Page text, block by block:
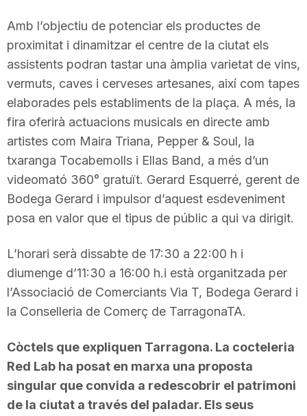
Amb l’objectiu de potenciar els productes de
proximitat i dinamitzar el centre de la ciutat els
assistents podran tastar una àmplia varietat de vins,
vermuts, caves i cerveses artesanes, així com tapes
elaborades pels establiments de la plaça. A més, la
fira oferirà actuacions musicals en directe amb
artistes com Maira Triana, Pepper & Soul, la
txaranga Tocabemolls i Ellas Band, a més d’un
videomató 360° gratuït. Gerard Esquerré, gerent de
Bodega Gerard i impulsor d’aquest esdeveniment
posa en valor que el tipus de públic a qui va dirigit.
L’horari serà dissabte de 17:30 a 22:00 h i
diumenge d’11:30 a 16:00 h.i està organitzada per
l’Associació de Comerciants Via T, Bodega Gerard i
la Conselleria de Comerç de TarragonaTA.
Còctels que expliquen Tarragona. La cocteleria
Red Lab ha posat en marxa una proposta
singular que convida a redescobrir el patrimoni
de la ciutat a través del paladar. Els seus